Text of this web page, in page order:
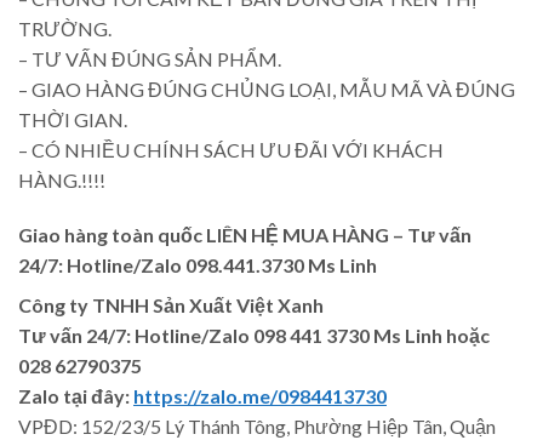
TRƯỜNG.
– TƯ VẤN ĐÚNG SẢN PHẨM.
– GIAO HÀNG ĐÚNG CHỦNG LOẠI, MẪU MÃ VÀ ĐÚNG
THỜI GIAN.
– CÓ NHIỀU CHÍNH SÁCH ƯU ĐÃI VỚI KHÁCH
HÀNG.!!!!
Giao hàng toàn quốc LIÊN HỆ MUA HÀNG – Tư vấn
24/7: Hotline/Zalo 098.441.3730 Ms Linh
Công ty TNHH Sản Xuất Việt Xanh
Tư vấn 24/7: Hotline/Zalo 098 441 3730 Ms Linh hoặc
028 62790375
Zalo tại đây: https://zalo.me/0984413730
VPĐD: 152/23/5 Lý Thánh Tông, Phường Hiệp Tân, Quận